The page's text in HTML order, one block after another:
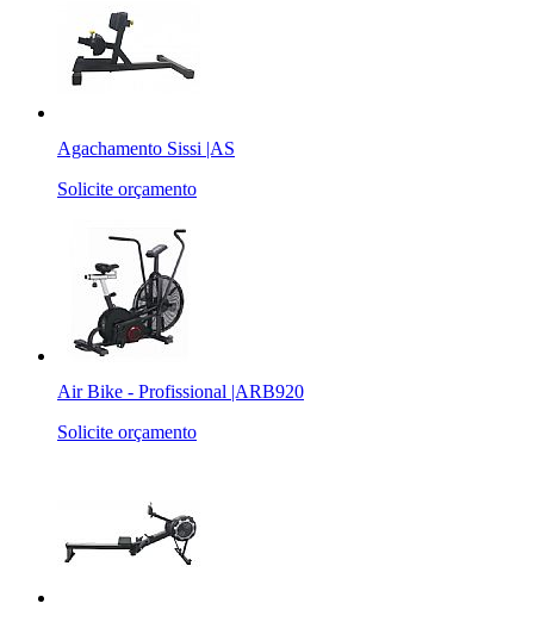
Agachamento Sissi |AS
Solicite orçamento
Air Bike - Profissional |ARB920
Solicite orçamento